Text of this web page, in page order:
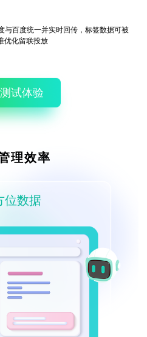
与百度统一并实时回传，标签数据可被
优化留联投放
试体验
理效率
位数据